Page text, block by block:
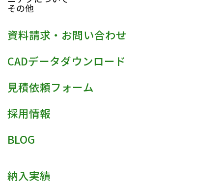
その他
資料請求・お問い合わせ
CADデータダウンロード
見積依頼フォーム
採用情報
BLOG
納入実績